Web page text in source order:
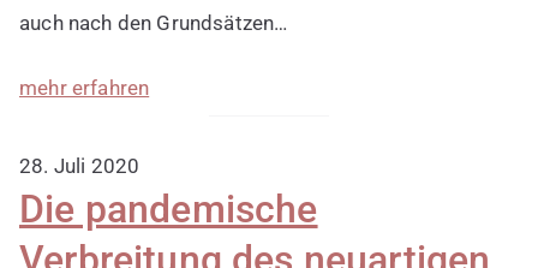
auch nach den Grundsätzen…
mehr erfahren
28. Juli 2020
Die pandemische